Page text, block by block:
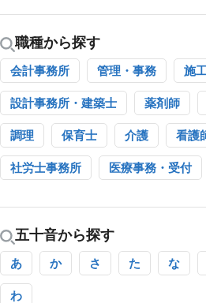
職種から探す
会計事務所 管理・事務 施
設計事務所・建築士 薬剤師
調理 保育士 介護 看護
社労士事務所 医療事務・受付
五十音から探す
あ か さ た な
わ